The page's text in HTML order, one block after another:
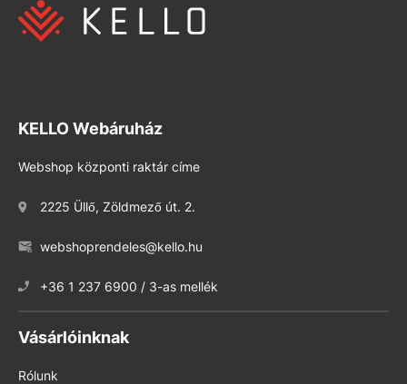
KELLO Webáruház
Webshop központi raktár címe
2225 Üllő, Zöldmező út. 2.
webshoprendeles@kello.hu
+36 1 237 6900 / 3-as mellék
Vásárlóinknak
Rólunk